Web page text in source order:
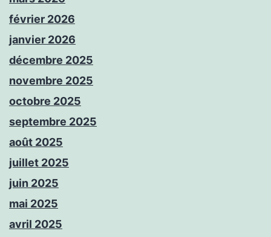
février 2026
janvier 2026
décembre 2025
novembre 2025
octobre 2025
septembre 2025
août 2025
juillet 2025
juin 2025
mai 2025
avril 2025